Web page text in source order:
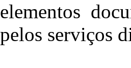
elementos
pelos serviços